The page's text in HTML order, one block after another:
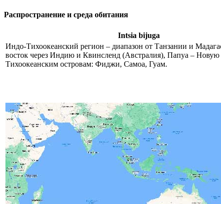
Распространение и среда обитания
Intsia bijuga
Индо-Тихоокеанский регион – диапазон от Танзании и
восток через Индию и Квинсленд (Австралия), Папуа –
Тихоокеанским островам: Фиджи, Самоа, Гуам.